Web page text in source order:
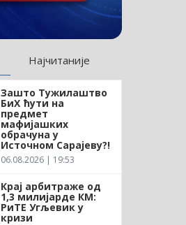
Најчитаније
Зашто Тужилаштво
БиХ ћути на
предмет
мафијашких
обрачуна у
Источном Сарајеву?!
06.08.2026 | 19:53
Крај арбитраже од
1,3 милијарде КМ:
РиТЕ Угљевик у
кризи